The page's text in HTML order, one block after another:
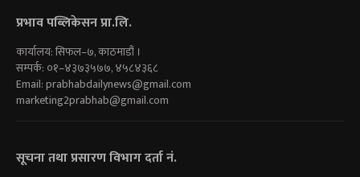
प्रभाव पब्लिकेसन प्रा.लि.
कार्यालय: सिफल–७, काठमाडौं ।
सम्पर्क: ०१–४३७३५७७, ४५८४३६८
Email:prabhabdailynews@gmail.com
marketing2prabhab@gmail.com
सूचना तथा प्रसारण विभाग दर्ता नं.